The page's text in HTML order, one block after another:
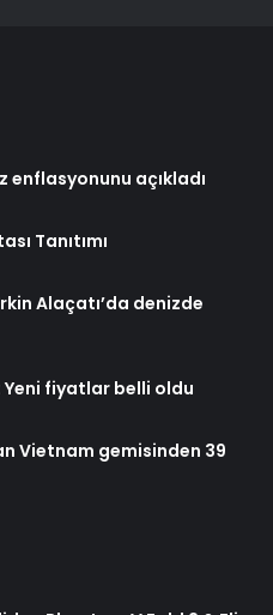
enflasyonunu açıkladı
Tanıtımı
Alaçatı’da denizde
Yeni fiyatlar belli oldu
Vietnam gemisinden 39